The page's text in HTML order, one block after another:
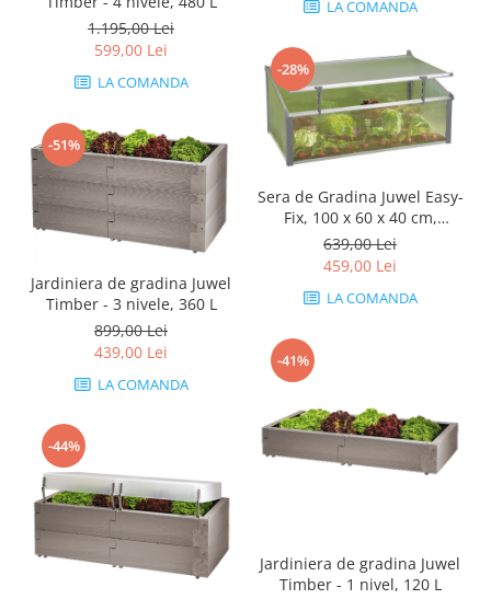
LA COMANDA
1.195,00 Lei
599,00 Lei
LA COMANDA
-28%
Sera de Gradina Juwel Easy-
Fix, 100 x 60 x 40 cm,
asamblare cu un ​​​​singur
click
639,00 Lei
459,00 Lei
LA COMANDA
-51%
Jardiniera de gradina Juwel
Timber - 3 nivele, 360 L
899,00 Lei
439,00 Lei
LA COMANDA
-41%
Jardiniera de gradina Juwel
Timber - 1 nivel, 120 L
-44%